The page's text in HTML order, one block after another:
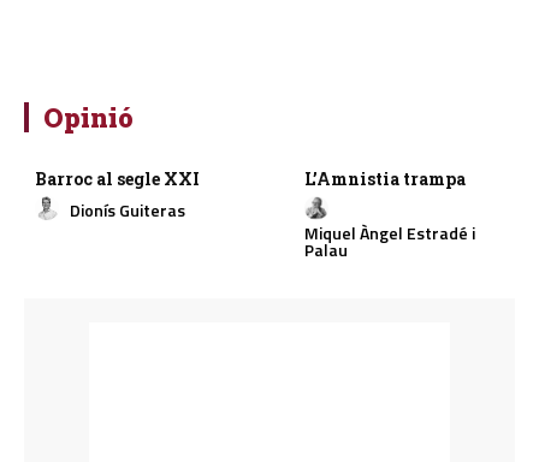
Opinió
Barroc al segle XXI
Dionís Guiteras
L’Amnistia trampa
Miquel Àngel Estradé i
Palau